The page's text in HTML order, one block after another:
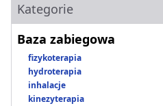
Kategorie
Baza zabiegowa
fizykoterapia
hydroterapia
inhalacje
kinezyterapia